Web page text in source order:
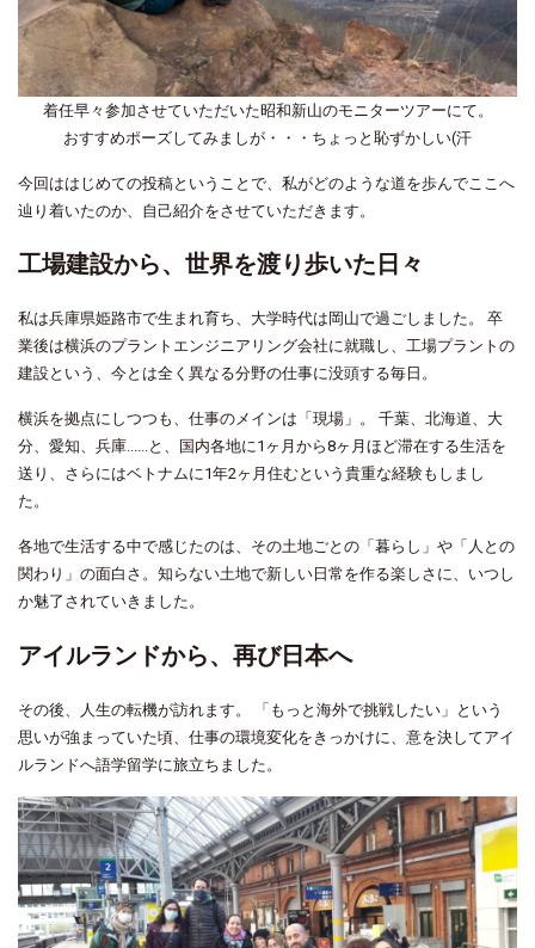
着任早々 参加させていただいた昭和新山のモニターツアーにて。
おすすめポーズしてみましが・・・ ちょっと恥ずかしい(汗
今回ははじめての投稿ということで、私がどのような道を歩んでここへ
辿り着いたのか、自己紹介をさせていただきます。
工場建設から、 世界を渡り歩いた日々
私は兵庫県姫路市で生まれ育ち、大学時代は岡山で過ごしました。 卒
業後は横浜のプラントエンジニアリング会社に就職し、工場プラントの
建設という、今とは全く異なる分野の仕事に没頭する毎日。
横浜を拠点にしつつも、仕事のメインは「現場」。 千葉、北海道、大
分、愛知、兵庫......と、国内各地に1ヶ月から8ヶ月ほど滞在する生活を
送り、さらにはベトナムに1年2ヶ月住むという貴重な経験もしまし
た。
各地で生活する中で感じたのは、その土地ごとの「暮らし」や「人との
関わり」の面白さ。知らない土地で新しい日常を作る楽しさに、いつし
か魅了されていきました。
アイルランドから、再び日本へ
その後、人生の転機が訪れます。 「もっと海外で挑戦したい」という
思いが強まっていた頃、仕事の環境変化をきっかけに、意を決してアイ
ルランドへ語学留学に旅立ちました。